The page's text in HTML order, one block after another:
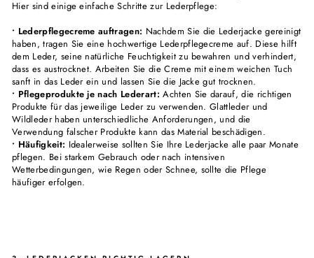
Hier sind einige einfache Schritte zur Lederpflege:
• Lederpflegecreme auftragen: Nachdem Sie die Lederjacke gereinigt
haben, tragen Sie eine hochwertige Lederpflegecreme auf. Diese hilft
dem Leder, seine natürliche Feuchtigkeit zu bewahren und verhindert,
dass es austrocknet. Arbeiten Sie die Creme mit einem weichen Tuch
sanft in das Leder ein und lassen Sie die Jacke gut trocknen.
• Pflegeprodukte je nach Lederart: Achten Sie darauf, die richtigen
Produkte für das jeweilige Leder zu verwenden. Glattleder und
Wildleder haben unterschiedliche Anforderungen, und die
Verwendung falscher Produkte kann das Material beschädigen.
• Häufigkeit: Idealerweise sollten Sie Ihre Lederjacke alle paar Monate
pflegen. Bei starkem Gebrauch oder nach intensiven
Wetterbedingungen, wie Regen oder Schnee, sollte die Pflege
häufiger erfolgen.